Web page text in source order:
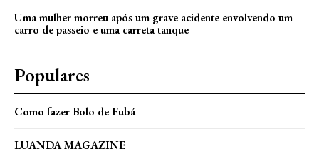
Uma mulher morreu após um grave acidente envolvendo um
carro de passeio e uma carreta tanque
Populares
Como fazer Bolo de Fubá
LUANDA MAGAZINE